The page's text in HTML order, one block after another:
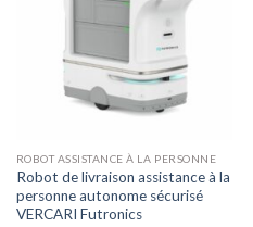
ROBOT ASSISTANCE À LA PERSONNE
Robot de livraison assistance à la
personne autonome sécurisé
VERCARI Futronics